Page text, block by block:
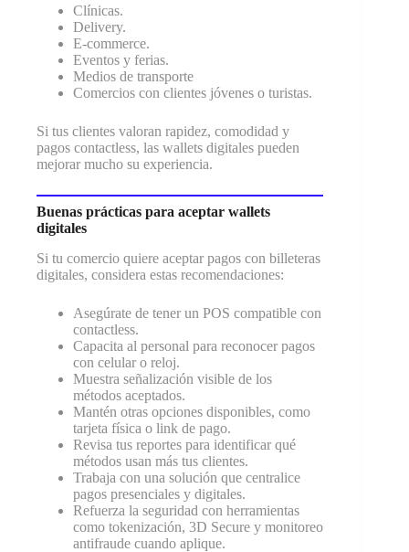
Clínicas.
Delivery.
E-commerce.
Eventos y ferias.
Medios de transporte
Comercios con clientes jóvenes o turistas.
Si tus clientes valoran rapidez, comodidad y
pagos contactless, las wallets digitales pueden
mejorar mucho su experiencia.
Buenas prácticas para aceptar wallets
digitales
Si tu comercio quiere aceptar pagos con billeteras
digitales, considera estas recomendaciones:
Asegúrate de tener un POS compatible con
contactless.
Capacita al personal para reconocer pagos
con celular o reloj.
Muestra señalización visible de los
métodos aceptados.
Mantén otras opciones disponibles, como
tarjeta física o link de pago.
Revisa tus reportes para identificar qué
métodos usan más tus clientes.
Trabaja con una solución que centralice
pagos presenciales y digitales.
Refuerza la seguridad con herramientas
como tokenización, 3D Secure y monitoreo
antifraude cuando aplique.